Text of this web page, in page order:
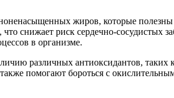
жиров, которые
снижает риск сердечно-сосудистых
в организме.
различных антиоксидантов,
помогают бороться с